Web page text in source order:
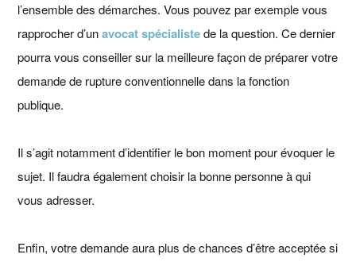
l’ensemble des démarches. Vous pouvez par exemple vous
rapprocher d’unavocat spécialistede la question. Ce dernier
pourra vous conseiller sur la meilleure façon de préparer votre
demande de rupture conventionnelle dans la fonction
publique.
Il s’agit notamment d’identifier le bon moment pour évoquer le
sujet. Il faudra également choisir la bonne personne à qui
vous adresser.
Enfin, votre demande aura plus de chances d’être acceptée si